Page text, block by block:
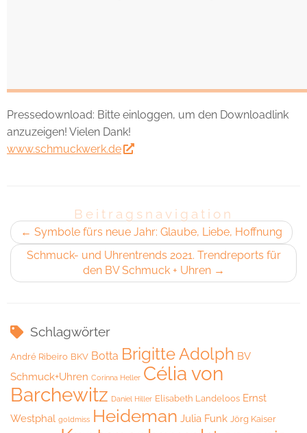
Pressedownload: Bitte einloggen, um den Downloadlink
anzuzeigen! Vielen Dank!
www.schmuckwerk.de
Beitragsnavigation
← Symbole fürs neue Jahr: Glaube, Liebe, Hoffnung
Schmuck- und Uhrentrends 2021. Trendreports für
den BV Schmuck + Uhren →
Schlagwörter
André Ribeiro BKV Botta Brigitte Adolph BV
Schmuck+Uhren Corinna Heller Célia von
Barchewitz Daniel Hiller Elisabeth Landeloos Ernst
Westphal goldmiss Heideman Julia Funk Jörg Kaiser